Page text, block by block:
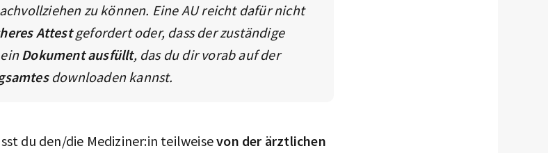
zu können. Eine AU reicht dafür nicht
Attestgefordert oder, dass der zuständige
Dokument ausfüllt, das du dir vorab auf der
downloaden kannst.
du den/die Mediziner:in teilweisevon der ärztlichen